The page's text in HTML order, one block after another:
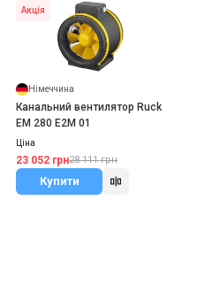
Акція
Німеччина
Канальний вентилятор Ruck
EM 280 E2M 01
Ціна
23 052 грн28 111 грн
Купити